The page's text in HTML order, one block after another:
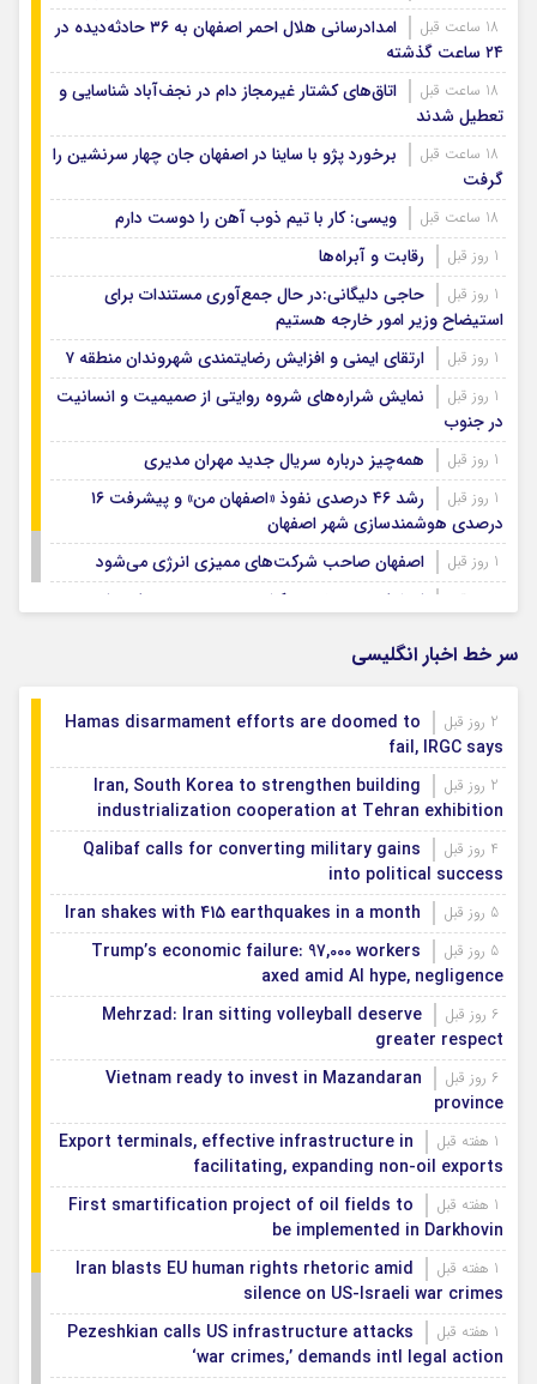
امدادرسانی هلال احمر اصفهان به ۳۶ حادثه‌دیده در
۲۴ ساعت گذشته
اتاق‌های کشتار غیرمجاز دام در نجف‌آباد شناسایی و
تعطیل شدند
برخورد پژو با ساینا در اصفهان جان چهار سرنشین را
گرفت
ویسی: کار با تیم ذوب آهن را دوست دارم
رقابت و آبراه‌ها
حاجی دلیگانی:در حال جمع‌آوری مستندات برای
استیضاح وزیر امور خارجه هستیم
ارتقای ایمنی و افزایش رضایتمندی شهروندان منطقه ۷
نمایش شراره‌های شروه روایتی از صمیمیت و انسانیت
در جنوب
همه‌چیز درباره سریال جدید مهران مدیری
رشد ۴۶ درصدی نفوذ «اصفهان من» و پیشرفت ۱۶
درصدی هوشمندسازی شهر اصفهان
اصفهان صاحب شرکت‌های ممیزی انرژی می‌شود
اصفهان رتبه نخست کشور در توسعه و حمایت از
سر خط اخبار انگلیسی
Hamas disarmament efforts are doomed to
fail, IRGC says
Iran, South Korea to strengthen building
industrialization cooperation at Tehran exhibition
Qalibaf calls for converting military gains
into political success
Iran shakes with 415 earthquakes in a month
Trump’s economic failure: 97,000 workers
axed amid AI hype, negligence
Mehrzad: Iran sitting volleyball deserve
greater respect
Vietnam ready to invest in Mazandaran
province
Export terminals, effective infrastructure in
facilitating, expanding non-oil exports
First smartification project of oil fields to
be implemented in Darkhovin
Iran blasts EU human rights rhetoric amid
silence on US-Israeli war crimes
Pezeshkian calls US infrastructure attacks
‘war crimes,’ demands intl legal action